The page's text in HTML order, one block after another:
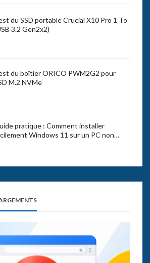
du SSD portable Crucial X10 Pro 1 To
3.2 Gen2x2)
du boîtier ORICO PWM2G2 pour
M.2 NVMe
pratique : Comment installer
Windows 11 sur un PC non…